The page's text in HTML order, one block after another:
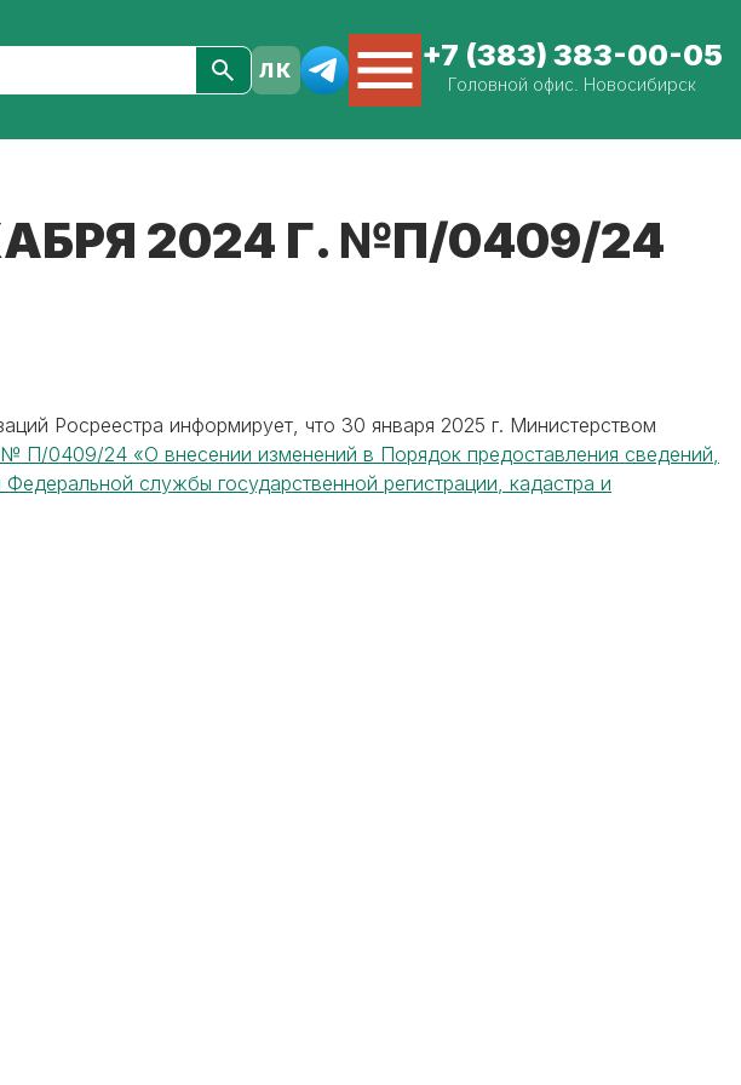
+7 (383) 383-00-05
Головной офис. Новосибирск
2024 Г. №П/0409/24
Росреестра информирует, что 30 января 2025 г. Министерством
№ П/0409/24 «О внесении изменений в Порядок предоставления сведений,
службы государственной регистрации, кадастра и